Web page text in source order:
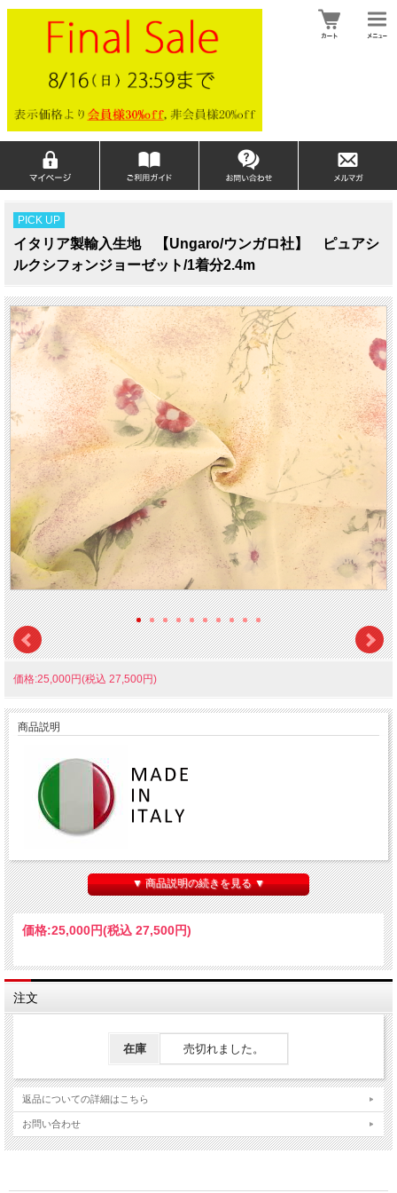
PICK UP
イタリア製輸入生地 【Ungaro/ウンガロ社】 ピュアシ
ルクシフォンジョーゼット/1着分2.4m
価格:25,000円(税込 27,500円)
商品説明
斬新な色使いや繊細でフェミニン、そして官能的な女性の為のスタイ
商品コード：zor-5-061608
>>こちらの商品の無料サンプルのご請求はこちら
■商品情報
生地幅・ 135cm
販売単位（長さ）・2.4m
▼ 商品説明の続きを見る ▼
価格:25,000円(税込 27,500円)
注文
在庫 売切れました。
返品についての詳細はこちら
お問い合わせ